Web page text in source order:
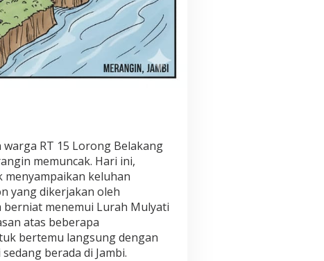
warga RT 15 Lorong Belakang
memuncak. Hari ini,
keluhan
yang dikerjakan oleh
berniat menemui Lurah Mulyati
atas beberapa
bertemu langsung dengan
berada di Jambi.